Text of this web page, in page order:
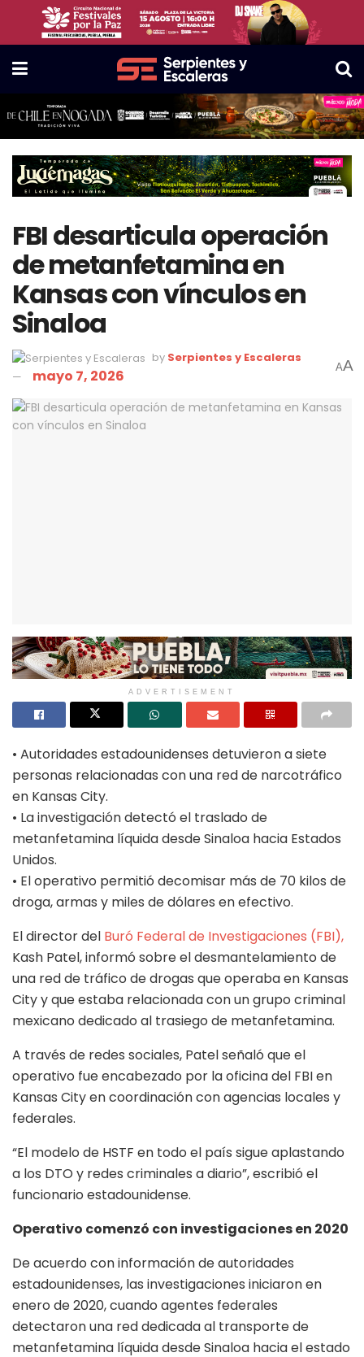
FBI desarticula operación
de metanfetamina en
Kansas con vínculos en
Sinaloa
by Serpientes y Escaleras
mayo 7, 2026 AA
ADVERTISEMENT
• Autoridades estadounidenses detuvieron a siete
personas relacionadas con una red de narcotráfico
en Kansas City.
• La investigación detectó el traslado de
metanfetamina líquida desde Sinaloa hacia Estados
Unidos.
• El operativo permitió decomisar más de 70 kilos de
droga, armas y miles de dólares en efectivo.
El director del Buró Federal de Investigaciones (FBI),
Kash Patel, informó sobre el desmantelamiento de
una red de tráfico de drogas que operaba en Kansas
City y que estaba relacionada con un grupo criminal
mexicano dedicado al trasiego de metanfetamina.
A través de redes sociales, Patel señaló que el
operativo fue encabezado por la oficina del FBI en
Kansas City en coordinación con agencias locales y
federales.
“El modelo de HSTF en todo el país sigue aplastando
a los DTO y redes criminales a diario”, escribió el
funcionario estadounidense.
Operativo comenzó con investigaciones en 2020
De acuerdo con información de autoridades
estadounidenses, las investigaciones iniciaron en
enero de 2020, cuando agentes federales
detectaron una red dedicada al transporte de
metanfetamina líquida desde Sinaloa hacia el estado